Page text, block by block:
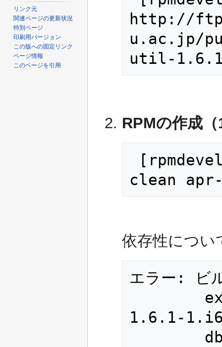
http://
u.ac.jp/
util-
RPMの作成
clean
依存性につい
エラー: ビ
1.6.1-
リンク元
関連ページの更新状況
特別ページ
印刷用バージョン
この版への固定リンク
ページ情報
このページを引用